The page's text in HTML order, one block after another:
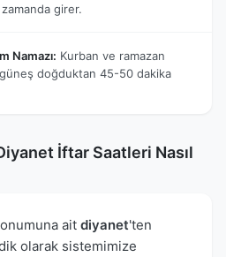
girer.
Namazı: Kurban ve ramazan
güneş doğduktan 45-50 dakika
İftar Saatleri Nasıl
ait diyanet'ten
olarak sistemimize